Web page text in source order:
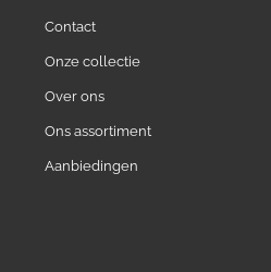
Contact
Onze collectie
Over ons
Ons assortiment
Aanbiedingen